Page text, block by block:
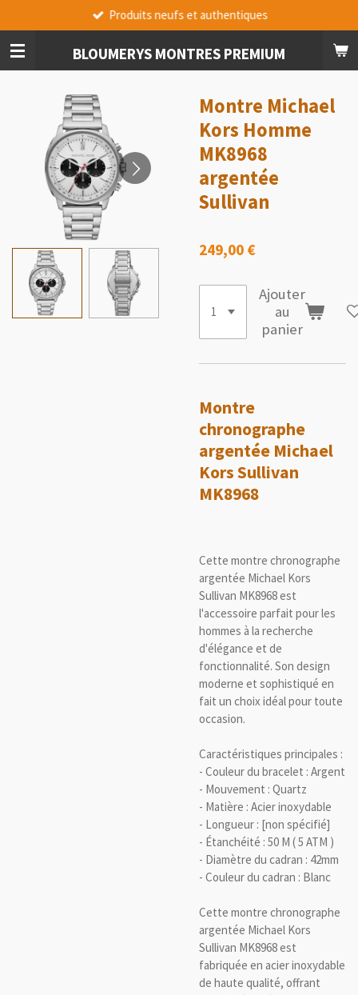
au
contenu
principal
BLOUMERYS MONTRES PREMIUM
Produits neufs et authentiques
Montre Michael
Kors Homme
MK8968
argentée
Sullivan
249,00 €
Ajouter
au
panier
Montre
chronographe
argentée Michael
Kors Sullivan
MK8968
Cette montre chronographe
argentée Michael Kors
Sullivan MK8968 est
l'accessoire parfait pour les
hommes à la recherche
d'élégance et de
fonctionnalité. Son design
moderne et sophistiqué en
fait un choix idéal pour toute
occasion.
Caractéristiques principales :
- Couleur du bracelet : Argent
- Mouvement : Quartz
- Matière : Acier inoxydable
- Longueur : [non spécifié]
- Étanchéité : 50 M ( 5 ATM )
- Diamètre du cadran : 42mm
- Couleur du cadran : Blanc
Cette montre chronographe
argentée Michael Kors
Sullivan MK8968 est
fabriquée en acier inoxydable
de haute qualité, offrant